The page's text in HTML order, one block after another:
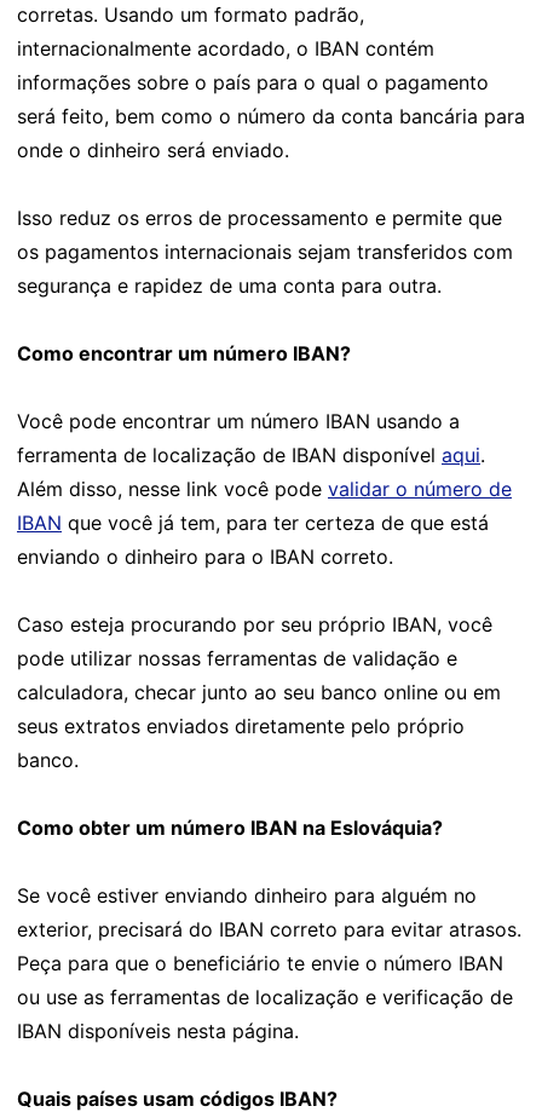
corretas. Usando um formato padrão,
internacionalmente acordado, o IBAN contém
informações sobre o país para o qual o pagamento
será feito, bem como o número da conta bancária para
onde o dinheiro será enviado.
Isso reduz os erros de processamento e permite que
os pagamentos internacionais sejam transferidos com
segurança e rapidez de uma conta para outra.
Como encontrar um número IBAN?
Você pode encontrar um número IBAN usando a
ferramenta de localização de IBAN disponível aqui.
Além disso, nesse link você pode validar o número de
IBAN que você já tem, para ter certeza de que está
enviando o dinheiro para o IBAN correto.
Caso esteja procurando por seu próprio IBAN, você
pode utilizar nossas ferramentas de validação e
calculadora, checar junto ao seu banco online ou em
seus extratos enviados diretamente pelo próprio
banco.
Como obter um número IBAN na Eslováquia?
Se você estiver enviando dinheiro para alguém no
exterior, precisará do IBAN correto para evitar atrasos.
Peça para que o beneficiário te envie o número IBAN
ou use as ferramentas de localização e verificação de
IBAN disponíveis nesta página.
Quais países usam códigos IBAN?